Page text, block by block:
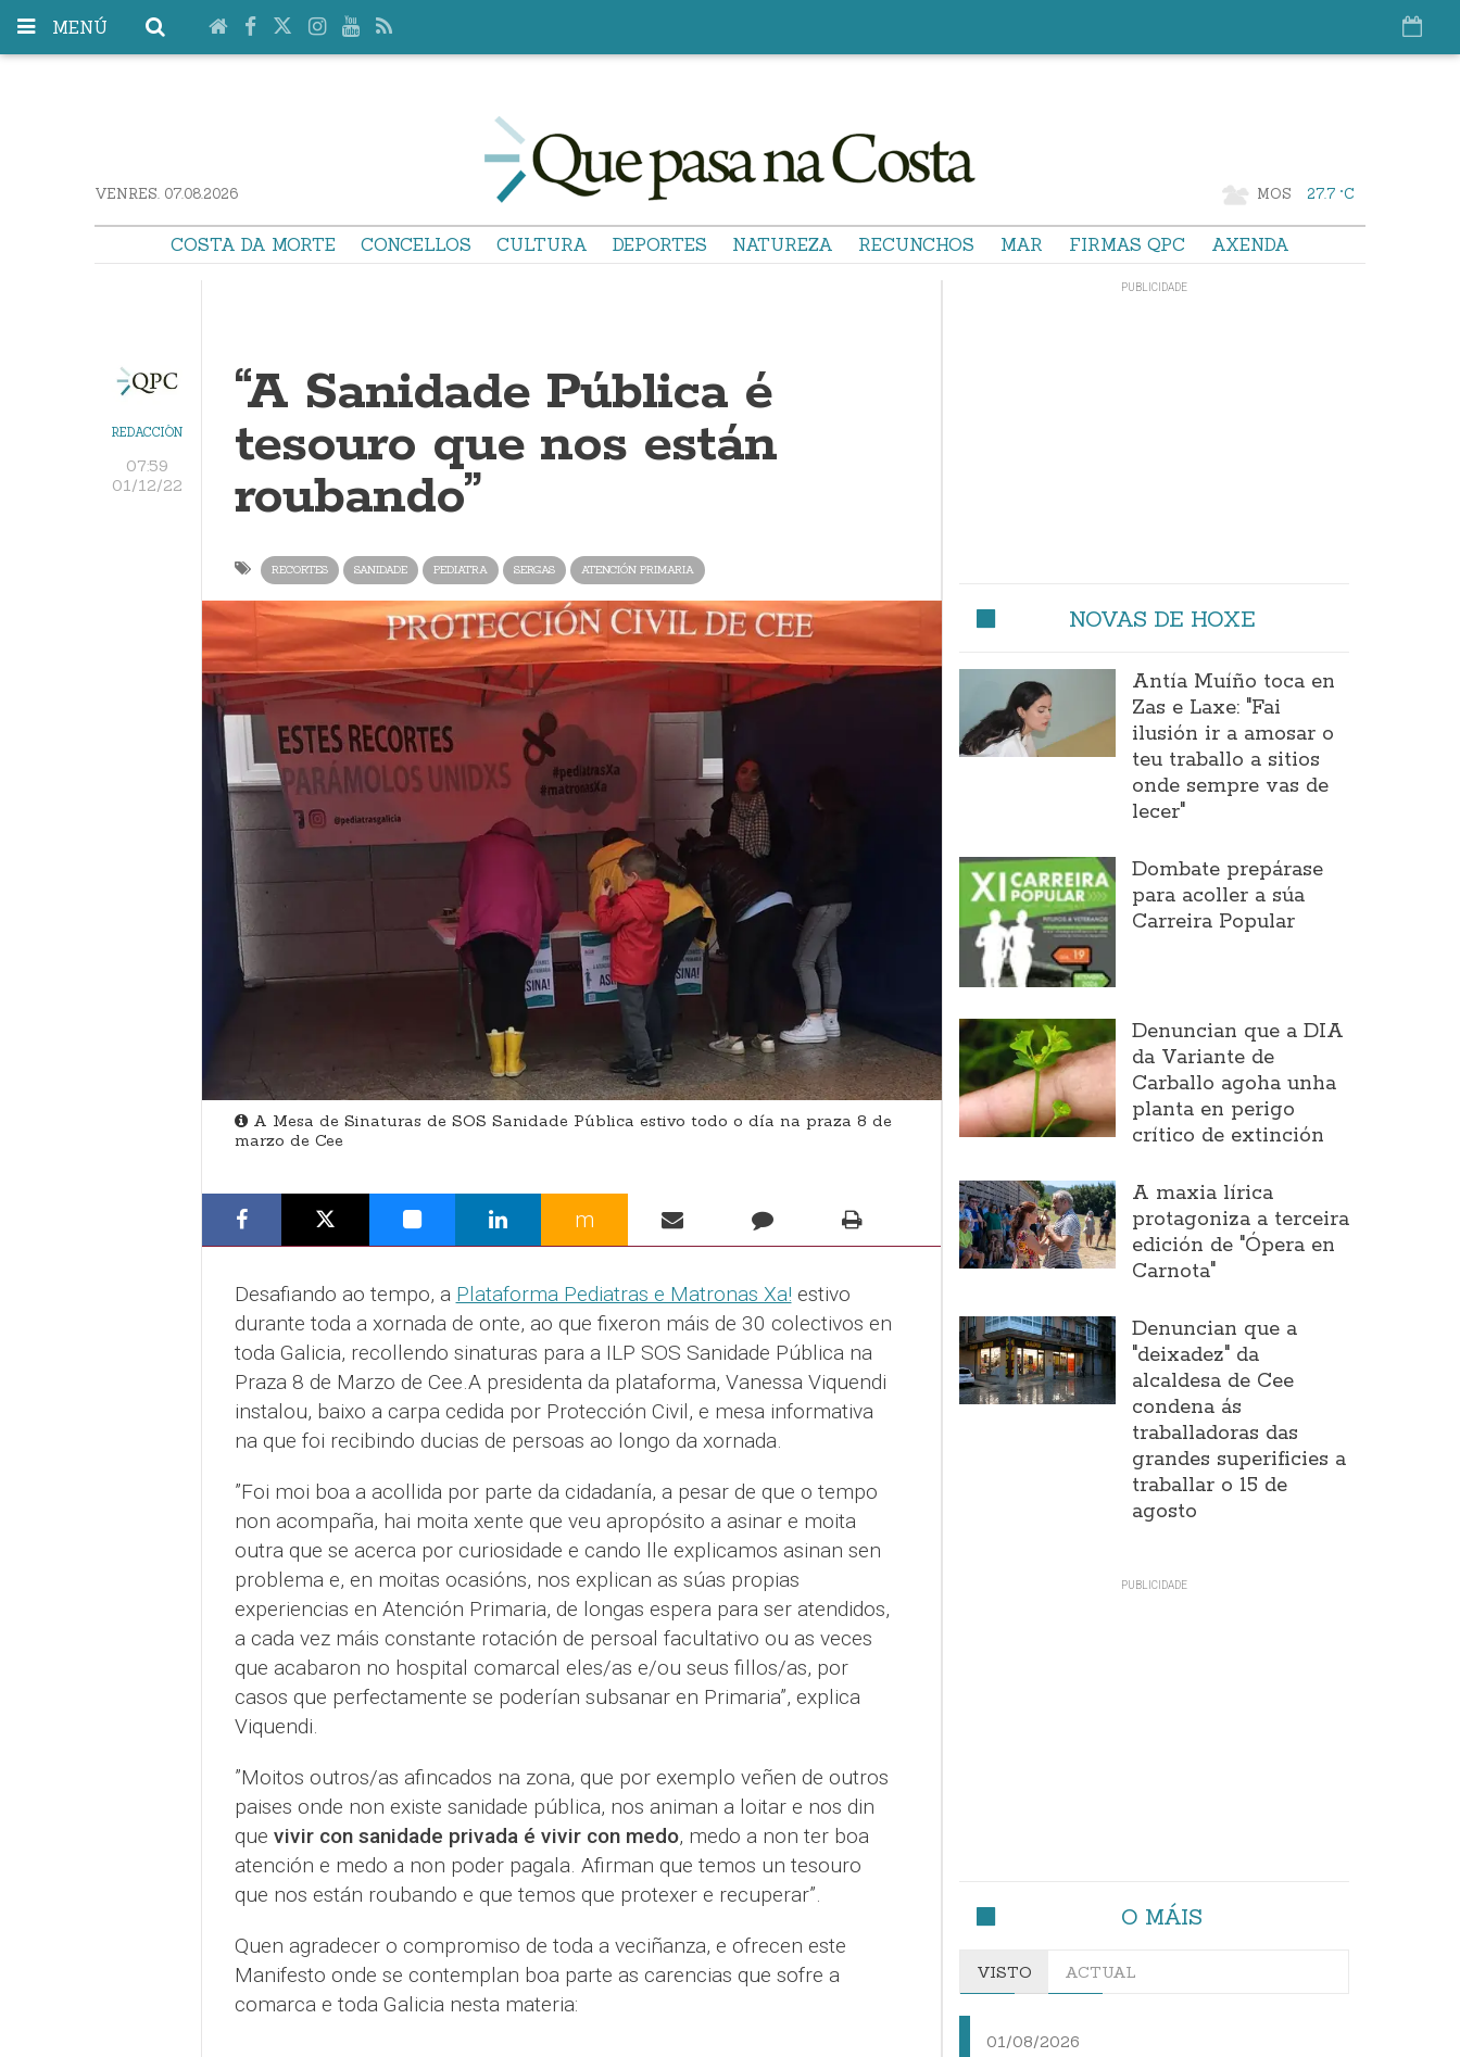
MENÚ
VENRES. 07.08.2026 MOS 27.7 °C
COSTA DA MORTE CONCELLOS CULTURA DEPORTES NATUREZA RECUNCHOS MAR FIRMAS QPC AXENDA
REDACCIÓN
07:59
01/12/22
“A Sanidade Pública é
tesouro que nos están
roubando”
RECORTES SANIDADE PEDIATRA SERGAS ATENCIÓN PRIMARIA
A Mesa de Sinaturas de SOS Sanidade Pública estivo todo o día na praza 8 de
marzo de Cee
m
Desafiando ao tempo, a Plataforma Pediatras e Matronas Xa! estivo
durante toda a xornada de onte, ao que fixeron máis de 30 colectivos en
toda Galicia, recollendo sinaturas para a ILP SOS Sanidade Pública na
Praza 8 de Marzo de Cee.A presidenta da plataforma, Vanessa Viquendi
instalou, baixo a carpa cedida por Protección Civil, e mesa informativa
na que foi recibindo ducias de persoas ao longo da xornada.
”Foi moi boa a acollida por parte da cidadanía, a pesar de que o tempo
non acompaña, hai moita xente que veu apropósito a asinar e moita
outra que se acerca por curiosidade e cando lle explicamos asinan sen
problema e, en moitas ocasións, nos explican as súas propias
experiencias en Atención Primaria, de longas espera para ser atendidos,
a cada vez máis constante rotación de persoal facultativo ou as veces
que acabaron no hospital comarcal eles/as e/ou seus fillos/as, por
casos que perfectamente se poderían subsanar en Primaria”, explica
Viquendi.
”Moitos outros/as afincados na zona, que por exemplo veñen de outros
paises onde non existe sanidade pública, nos animan a loitar e nos din
que vivir con sanidade privada é vivir con medo, medo a non ter boa
atención e medo a non poder pagala. Afirman que temos un tesouro
que nos están roubando e que temos que protexer e recuperar”.
Quen agradecer o compromiso de toda a veciñanza, e ofrecen este
Manifesto onde se contemplan boa parte as carencias que sofre a
comarca e toda Galicia nesta materia:
NOVAS DE HOXE
Antía Muíño toca en
Zas e Laxe: "Fai
ilusión ir a amosar o
teu traballo a sitios
onde sempre vas de
lecer"
Dombate prepárase
para acoller a súa
Carreira Popular
Denuncian que a DIA
da Variante de
Carballo agoha unha
planta en perigo
crítico de extinción
A maxia lírica
protagoniza a terceira
edición de "Ópera en
Carnota"
Denuncian que a
"deixadez" da
alcaldesa de Cee
condena ás
traballadoras das
grandes superificies a
traballar o 15 de
agosto
O MÁIS
VISTO ACTUAL
01/08/2026